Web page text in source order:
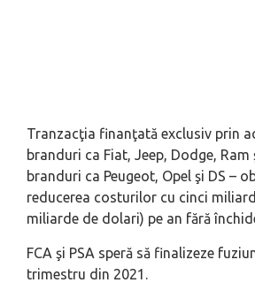
Tranzacţia finanţată exclusiv prin
branduri ca Fiat, Jeep, Dodge,
branduri ca Peugeot, Opel şi DS –
reducerea costurilor cu cinci
miliarde de dolari) pe an fără
FCA şi PSA speră să finalizeze
trimestru din 2021.